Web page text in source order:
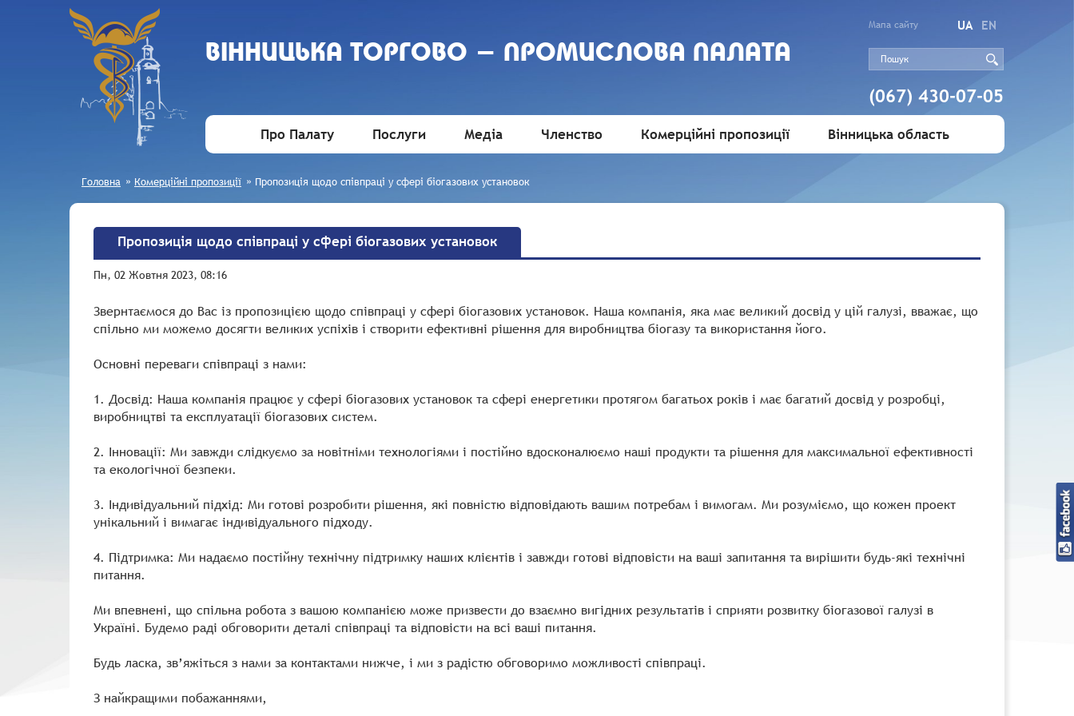
ВIННИЦЬКА ТОРГОВО - ПРОМИСЛОВА ПАЛАТА
Мапа сайту UA EN
(067) 430-07-05
Про Палату Послуги Медіа Членство Комерційні пропозиції Вінницька область
Головна » Комерційні пропозиції » Пропозиція щодо співпраці у сфері біогазових установок
Пропозиція щодо співпраці у сфері біогазових установок
Пн, 02 Жовтня 2023, 08:16
Звернтаємося до Вас із пропозицією щодо співпраці у сфері біогазових установок. Наша компанія, яка має великий досвід у цій галузі, вважає, що
спільно ми можемо досягти великих успіхів і створити ефективні рішення для виробництва біогазу та використання його.
Основні переваги співпраці з нами:
1. Досвід: Наша компанія працює у сфері біогазових установок та сфері енергетики протягом багатьох років і має багатий досвід у розробці,
виробництві та експлуатації біогазових систем.
2. Інновації: Ми завжди слідкуємо за новітніми технологіями і постійно вдосконалюємо наші продукти та рішення для максимальної ефективності
та екологічної безпеки.
3. Індивідуальний підхід: Ми готові розробити рішення, які повністю відповідають вашим потребам і вимогам. Ми розуміємо, що кожен проект
унікальний і вимагає індивідуального підходу.
4. Підтримка: Ми надаємо постійну технічну підтримку наших клієнтів і завжди готові відповісти на ваші запитання та вирішити будь-які технічні
питання.
Ми впевнені, що спільна робота з вашою компанією може призвести до взаємно вигідних результатів і сприяти розвитку біогазової галузі в
Україні. Будемо раді обговорити деталі співпраці та відповісти на всі ваші питання.
Будь ласка, зв’яжіться з нами за контактами нижче, і ми з радістю обговоримо можливості співпраці.
З найкращими побажаннями,